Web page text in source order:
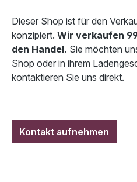
Dieser Shop ist für den
konzipiert. Wir verkaufen
den Handel. Sie möchten
Shop oder in ihrem
kontaktieren Sie uns direkt.
Kontakt aufnehmen